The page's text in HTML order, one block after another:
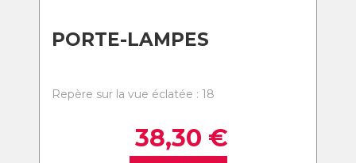
PORTE-LAMPES
Repère sur la vue éclatée : 18
38,30 €